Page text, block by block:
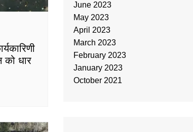
को धार
June 2023
May 2023
April 2023
March 2023
February 2023
January 2023
October 2021